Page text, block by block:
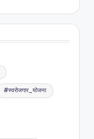
#स्वरोजगार_योजना